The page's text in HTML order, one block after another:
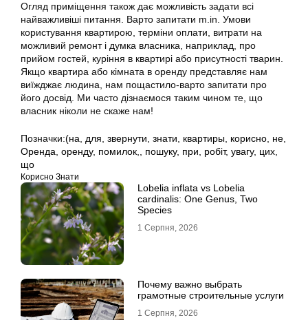
Огляд приміщення також дає можливість задати всі
найважливіші питання. Варто запитати m.in. Умови
користування квартирою, терміни оплати, витрати на
можливий ремонт і думка власника, наприклад, про
прийом гостей, куріння в квартирі або присутності тварин.
Якщо квартира або кімната в оренду представляє нам
виїжджає людина, нам пощастило-варто запитати про
його досвід. Ми часто дізнаємося таким чином те, що
власник ніколи не скаже нам!
Позначки:(на для звернути знати квартиры корисно не
Оренда оренду, помилок, пошуку, при робіт, увагу, цих
що
Корисно Знати
Lobelia inflata vs Lobelia
cardinalis: One Genus, Two
Species
1 Серпня, 2026
Почему важно выбрать
грамотные строительные услуги
1 Серпня, 2026